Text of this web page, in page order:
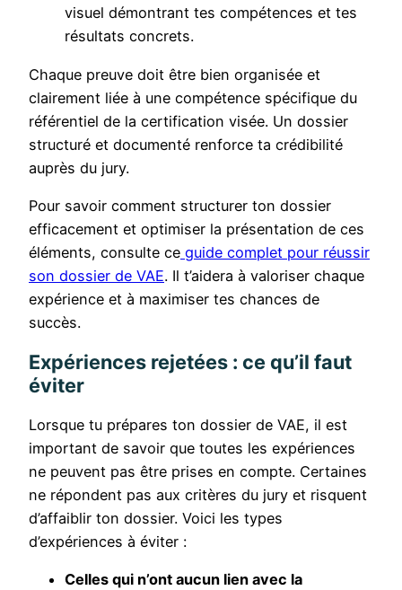
visuel démontrant tes compétences et tes
résultats concrets.
Chaque preuve doit être bien organisée et
clairement liée à une compétence spécifique du
référentiel de la certification visée. Un dossier
structuré et documenté renforce ta crédibilité
auprès du jury.
Pour savoir comment structurer ton dossier
efficacement et optimiser la présentation de ces
éléments, consulte ce guide complet pour réussir
son dossier de VAE. Il t’aidera à valoriser chaque
expérience et à maximiser tes chances de
succès.
Expériences rejetées : ce qu’il faut
éviter
Lorsque tu prépares ton dossier de VAE, il est
important de savoir que toutes les expériences
ne peuvent pas être prises en compte. Certaines
ne répondent pas aux critères du jury et risquent
d’affaiblir ton dossier. Voici les types
d’expériences à éviter :
Celles qui n’ont aucun lien avec la